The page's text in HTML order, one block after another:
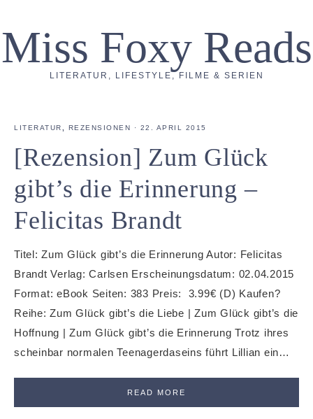
Miss Foxy Reads
LITERATUR, LIFESTYLE, FILME & SERIEN
LITERATUR REZENSIONEN · 22. APRIL 2015
[Rezension] Zum Glück
gibt’s die Erinnerung –
Felicitas Brandt
Titel: Zum Glück gibt’s die Erinnerung Autor: Felicitas
Brandt Verlag: Carlsen Erscheinungsdatum: 02.04.2015
Format: eBook Seiten: 383 Preis: 3.99€ (D) Kaufen?
Reihe: Zum Glück gibt’s die Liebe | Zum Glück gibt’s die
Hoffnung | Zum Glück gibt’s die Erinnerung Trotz ihres
scheinbar normalen Teenagerdaseins führt Lillian ein…
READ MORE